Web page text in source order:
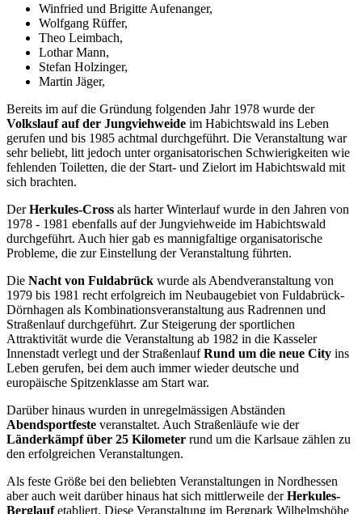
Winfried und Brigitte Aufenanger,
Wolfgang Rüffer,
Theo Leimbach,
Lothar Mann,
Stefan Holzinger,
Martin Jäger,
Bereits im auf die Gründung folgenden Jahr 1978 wurde der
Volkslauf auf der Jungviehweide im Habichtswald ins Leben
gerufen und bis 1985 achtmal durchgeführt. Die Veranstaltung war
sehr beliebt, litt jedoch unter organisatorischen Schwierigkeiten wie
fehlenden Toiletten, die der Start- und Zielort im Habichtswald mit
sich brachten.
DerHerkules-Cross als harter Winterlauf wurde in den Jahren von
1978 - 1981 ebenfalls auf der Jungviehweide im Habichtswald
durchgeführt. Auch hier gab es mannigfaltige organisatorische
Probleme, die zur Einstellung der Veranstaltung führten.
Die Nacht von Fuldabrück wurde als Abendveranstaltung von
1979 bis 1981 recht erfolgreich im Neubaugebiet von Fuldabrück-
Dörnhagen als Kombinationsveranstaltung aus Radrennen und
Straßenlauf durchgeführt. Zur Steigerung der sportlichen
Attraktivität wurde die Veranstaltung ab 1982 in die Kasseler
Innenstadt verlegt und der StraßenlaufRund um die neue City ins
Leben gerufen, bei dem auch immer wieder deutsche und
europäische Spitzenklasse am Start war.
Darüber hinaus wurden in unregelmässigen Abständen
Abendsportfeste veranstaltet. Auch Straßenläufe wie der
Länderkämpf über 25 Kilometer rund um die Karlsaue zählen zu
den erfolgreichen Veranstaltungen.
Als feste Größe bei den beliebten Veranstaltungen in Nordhessen
aber auch weit darüber hinaus hat sich mittlerweile derHerkules-
Berglaufetabliert. Diese Veranstaltung im Bergpark Wilhelmshöhe